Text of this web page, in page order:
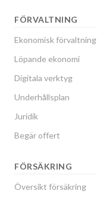
FÖRVALTNING
Ekonomisk förvaltning
Löpande ekonomi
Digitala verktyg
Underhållsplan
Juridik
Begär offert
FÖRSÄKRING
Översikt försäkring